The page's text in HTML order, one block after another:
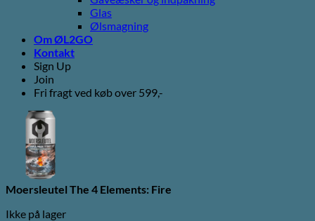
Glas
Ølsmagning
Om ØL2GO
Kontakt
Sign Up
Join
Fri fragt ved køb over 599,-
Moersleutel The 4 Elements: Fire
Ikke på lager